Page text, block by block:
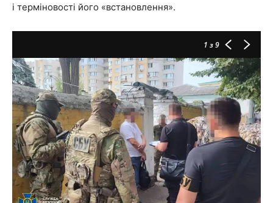
і терміновості його «встановлення».
1 з 9